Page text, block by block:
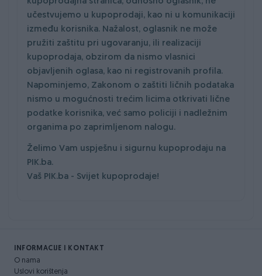
učestvujemo u kupoprodaji, kao ni u komunikaciji
između korisnika. Nažalost, oglasnik ne može
pružiti zaštitu pri ugovaranju, ili realizaciji
kupoprodaja, obzirom da nismo vlasnici
objavljenih oglasa, kao ni registrovanih profila.
Napominjemo, Zakonom o zaštiti ličnih podataka
nismo u mogućnosti trećim licima otkrivati lične
podatke korisnika, već samo policiji i nadležnim
organima po zaprimljenom nalogu.
Želimo Vam uspješnu i sigurnu kupoprodaju na
PIK.ba.
Vaš PIK.ba - Svijet kupoprodaje!
INFORMACIJE I KONTAKT
O nama
Uslovi korištenja